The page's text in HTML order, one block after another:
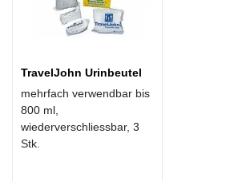
TravelJohn Urinbeutel
mehrfach verwendbar bis
800 ml,
wiederverschliessbar, 3
Stk.